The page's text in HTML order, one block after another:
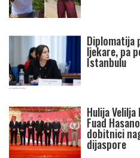
Diplomatija
ljekare, pa
Istanbulu
Hulija
Fuad
dobitnici
dijaspore